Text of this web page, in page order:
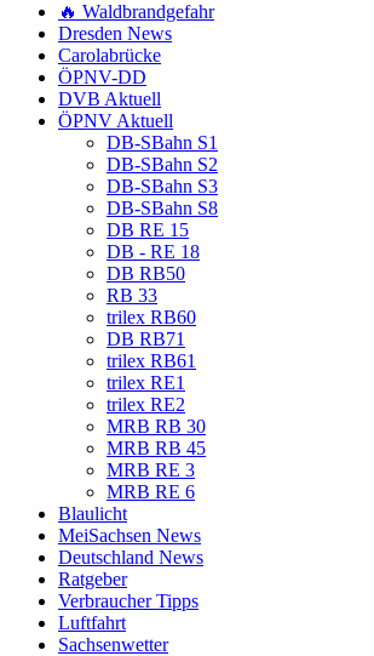
🔥 Waldbrandgefahr
Dresden News
Carolabrücke
ÖPNV-DD
DVB Aktuell
ÖPNV Aktuell
DB-SBahn S1
DB-SBahn S2
DB-SBahn S3
DB-SBahn S8
DB RE 15
DB - RE 18
DB RB50
RB 33
trilex RB60
DB RB71
trilex RB61
trilex RE1
trilex RE2
MRB RB 30
MRB RB 45
MRB RE 3
MRB RE 6
Blaulicht
MeiSachsen News
Deutschland News
Ratgeber
Verbraucher Tipps
Luftfahrt
Sachsenwetter